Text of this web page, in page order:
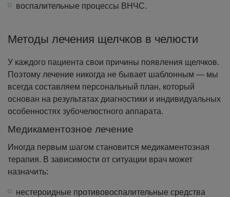
воспалительные процессы ВНЧС.
Методы лечения щелчков в челюсти
У каждого пациента свои причины появления щелчков.
Поэтому лечение никогда не бывает шаблонным — мы
всегда составляем персональный план, который
основан на результатах диагностики и индивидуальных
особенностях зубочелюстного аппарата.
Медикаментозное лечение
Иногда первым шагом становится медикаментозная
терапия. В зависимости от ситуации врач может
назначить:
нестероидные противовоспалительные средства